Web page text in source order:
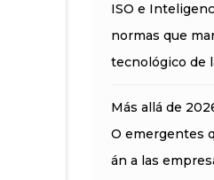
ISO e
normas que
tecnológico de
Más allá de
O emergentes
án a las